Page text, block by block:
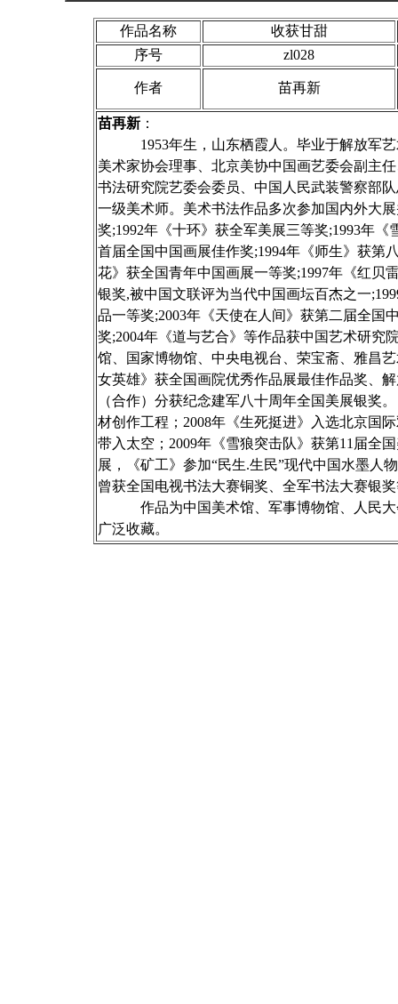
作品名称
收获甘甜
序号
zl028
作者 苗再新
苗再新 ：
1953年生，山东栖霞人。毕业于解放军艺
美术家协会理事、北京美协中国画艺委会副主
书法研究院艺委会委员、中国人民武装警察部
一级美术师。美术书法作品多次参加国内外大
奖;1992年《十环》获全军美展三等奖;1993年
首届全国中国画展佳作奖;1994年《师生》获第
花》获全国青年中国画展一等奖;1997年《红贝
银奖,被中国文联评为当代中国画坛百杰之一
品一等奖;2003年《天使在人间》获第二届全国
奖;2004年《道与艺合》等作品获中国艺术研究
馆、国家博物馆、中央电视台、荣宝斋、雅昌
女英雄》获全国画院优秀作品展最佳作品奖、
（合作）分获纪念建军八十周年全国美展银奖
材创作工程；2008年《生死挺进》入选北京国
带入太空；2009年《雪狼突击队》获第11届全
展，《矿工》参加“民生.生民”现代中国水墨人
曾获全国电视书法大赛铜奖、全军书法大赛银
作品为中国美术馆、军事博物馆、人民大
广泛收藏。